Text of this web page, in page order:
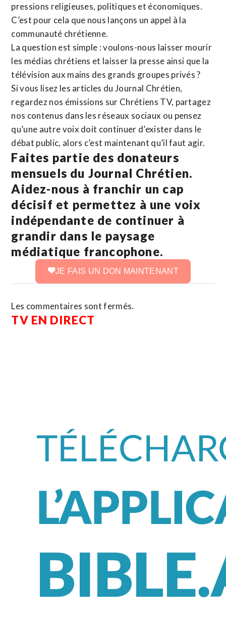
pressions religieuses, politiques et économiques.
C’est pour cela que nous lançons un appel à la
communauté chrétienne.
La question est simple : voulons-nous laisser mourir
les médias chrétiens et laisser la presse ainsi que la
télévision aux mains des grands groupes privés ?
Si vous lisez les articles du Journal Chrétien,
regardez nos émissions sur Chrétiens TV, partagez
nos contenus dans les réseaux sociaux ou pensez
qu’une autre voix doit continuer d’exister dans le
débat public, alors c’est maintenant qu’il faut agir.
Faites partie des donateurs
mensuels du Journal Chrétien.
Aidez-nous à franchir un cap
décisif et permettez à une voix
indépendante de continuer à
grandir dans le paysage
médiatique francophone.
JE FAIS UN DON MAINTENANT
Les commentaires sont fermés.
TV EN DIRECT